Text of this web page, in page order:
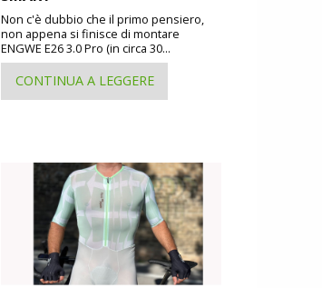
Non c'è dubbio che il primo pensiero,
non appena si finisce di montare
ENGWE E26 3.0 Pro (in circa 30...
CONTINUA A LEGGERE